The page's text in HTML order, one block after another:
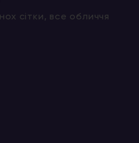
сітки, все обличчя